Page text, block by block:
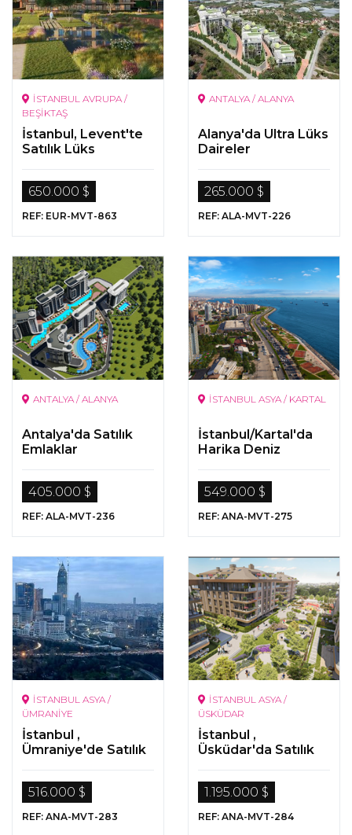
İSTANBUL AVRUPA /
BEŞİKTAŞ
İstanbul, Levent'te
Satılık Lüks
650.000 $
REF: EUR-MVT-863
ANTALYA / ALANYA
Alanya'da Ultra Lüks
Daireler
265.000 $
REF: ALA-MVT-226
ANTALYA / ALANYA
Antalya'da Satılık
Emlaklar
405.000 $
REF: ALA-MVT-236
İSTANBUL ASYA / KARTAL
İstanbul/Kartal'da
Harika Deniz
Gayrimenkuller
549.000 $
REF: ANA-MVT-275
İSTANBUL ASYA /
ÜMRANİYE
İstanbul ,
Ümraniye'de Satılık
516.000 $
REF: ANA-MVT-283
İSTANBUL ASYA /
ÜSKÜDAR
İstanbul ,
Üsküdar'da Satılık
1.195.000 $
REF: ANA-MVT-284